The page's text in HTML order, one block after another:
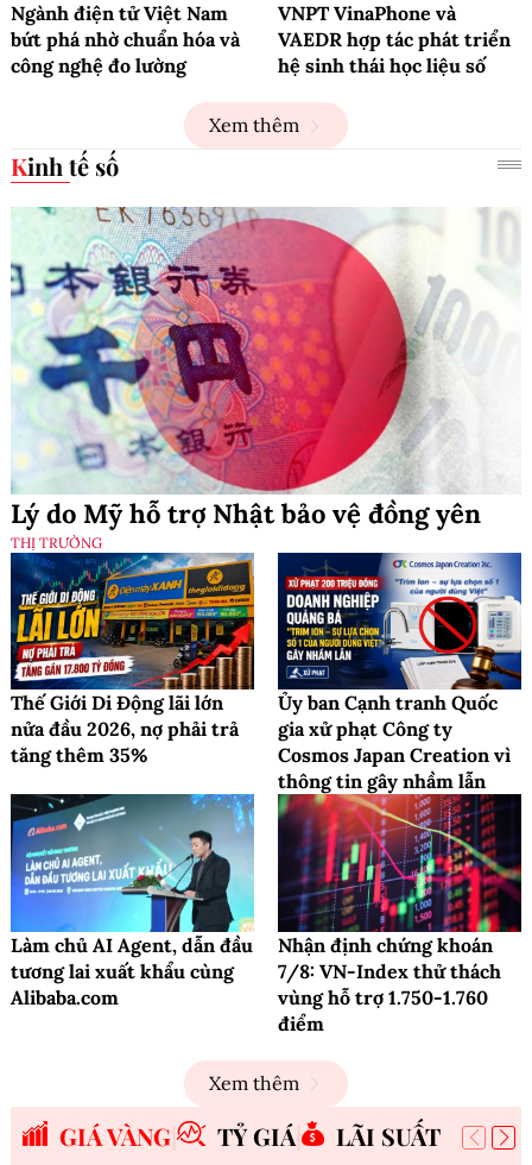
Ngành điện tử Việt Nam
bứt phá nhờ chuẩn hóa và
công nghệ đo lường
VNPT VinaPhone và
VAEDR hợp tác phát triển
hệ sinh thái học liệu số
Xem thêm
Kinh tế số
Lý do Mỹ hỗ trợ Nhật bảo vệ đồng yên
THỊ TRƯỜNG
Thế Giới Di Động lãi lớn
nửa đầu 2026, nợ phải trả
tăng thêm 35%
Ủy ban Cạnh tranh Quốc
gia xử phạt Công ty
Cosmos Japan Creation vì
thông tin gây nhầm lẫn
Làm chủ AI Agent, dẫn đầu
tương lai xuất khẩu cùng
Alibaba.com
Nhận định chứng khoán
7/8: VN-Index thử thách
vùng hỗ trợ 1.750-1.760
điểm
Xem thêm
GIÁ VÀNG TỶ GIÁ LÃI SUẤT